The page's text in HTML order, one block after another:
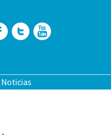
Facebook
Twitter
Noticias